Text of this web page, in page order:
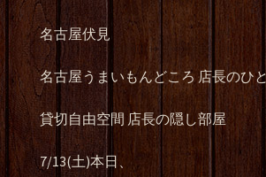
名古屋伏見
名古屋うまいもんどころ 店長のひ
貸切自由空間 店長の隠し部屋
7/13(土)本日、